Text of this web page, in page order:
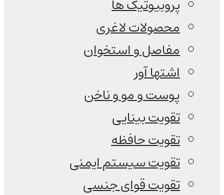
پروبیوتیک ها
محصولات لاغری
مفاصل و استخوان
اشتها آور
پوست و مو و ناخن
تقویت بینایی
تقویت حافظه
تقویت سیستم ایمنی
تقویت قوای جنسی